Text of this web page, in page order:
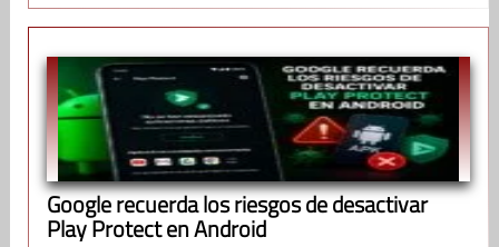
Google recuerda los riesgos de desactivar
Play Protect en Android